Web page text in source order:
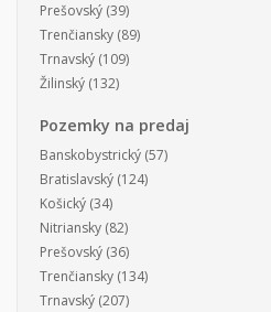
Prešovský (39)
Trenčiansky (89)
Trnavský (109)
Žilinský (132)
Pozemky na predaj
Banskobystrický (57)
Bratislavský (124)
Košický (34)
Nitriansky (82)
Prešovský (36)
Trenčiansky (134)
Trnavský (207)